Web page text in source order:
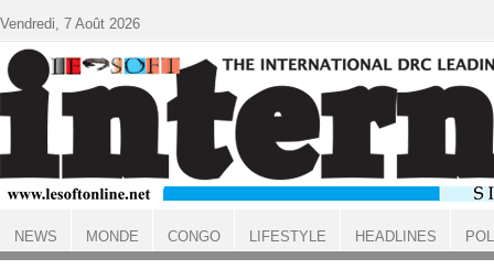
ACCUEIL
Vendredi, 7 Août 2026
NEWS MONDE CONGO LIFESTYLE HEADLINES